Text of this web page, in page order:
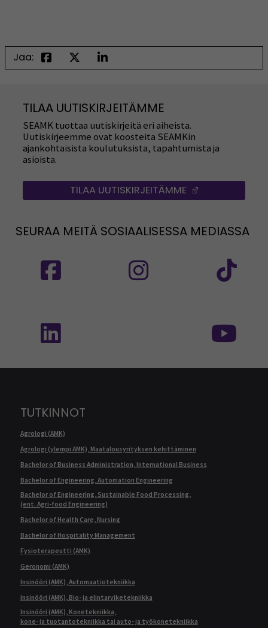
Jaa:
TILAA UUTISKIRJEITÄMME
SEAMK tuottaa uutiskirjeitä eri aiheista.
Uutiskirjeemme ovat koosteita SEAMKin
ajankohtaisista koulutuksista, tapahtumista ja
asioista.
TILAA UUTISKIRJEITÄMME
SEURAA MEITÄ SOSIAALISESSA MEDIASSA
TUTKINNOT
Agrologi (AMK)
Agrologi (ylempi AMK), Maatalousyrityksen kehittäminen
Bachelor of Business Administration, International Business
Bachelor of Engineering, Automation Engineering
Bachelor of Engineering, Sustainable Food Processing,
(ent. Agri-food Engineering)
Bachelor of Health Care, Nursing
Bachelor of Hospitality Management
Fysioterapeutti (AMK)
Geronomi (AMK)
Insinööri (AMK), Automaatiotekniikka
Insinööri (AMK), Bio- ja elintarviketekniikka
Insinööri (AMK), Konetekniikka,
kone- ja tuotantotekniikka tai auto- ja työkonetekniikka